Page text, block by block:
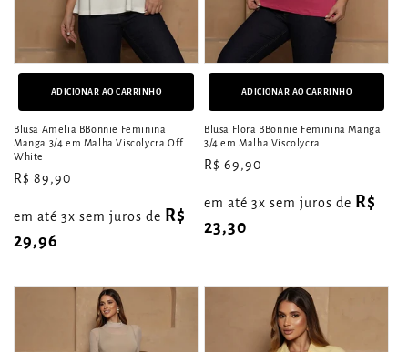
Blusa Amelia BBonnie Feminina
Manga 3/4 em Malha Viscolycra Off
White
Preço
R$ 89,90
em até 3x sem juros de R$
29,96
ADICIONAR AO CARRINHO
Blusa Flora BBonnie Feminina Manga
3/4 em Malha Viscolycra
Preço
R$ 69,90
em até 3x sem juros de R$
23,30
ADICIONAR AO CARRINHO